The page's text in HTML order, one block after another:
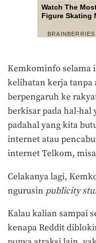
Kemkominfo selama
kelihatan kerja tanpa
berpengaruh ke
berkisar pada hal-hal
padahal yang kita
internet atau
internet Telkom,
Celakanya lagi,
ngurusin publicity
Kalau kalian sampai
kenapa Reddit